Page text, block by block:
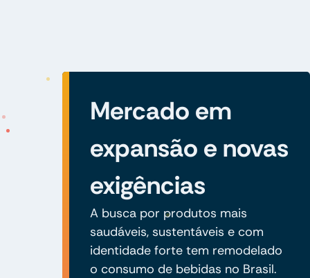
Mercado em
expansão e novas
exigências
A busca por produtos mais
saudáveis, sustentáveis e com
identidade forte tem remodelado
o consumo de bebidas no Brasil.